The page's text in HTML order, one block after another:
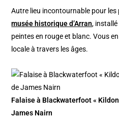
Autre lieu incontournable pour les
musée historique d’Arran,
peintes en rouge et blanc. Vous
locale à travers les âges.
Falaise à Blackwaterfoot «
James Nairn